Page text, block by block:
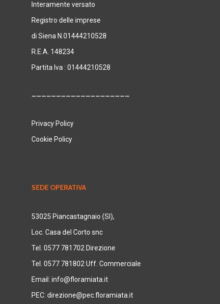
Interamente versato
Registro delle imprese
di Siena N.01444210528
R.E.A. 148234
Partita Iva : 01444210528
Privacy Policy
Cookie Policy
SEDE OPERATIVA
53025 Piancastagnaio (SI),
Loc. Casa del Corto snc
Tel. 0577 781702 Direzione
Tel. 0577 781802 Uff. Commerciale
Email: info@floramiata.it
PEC: direzione@pec.floramiata.it